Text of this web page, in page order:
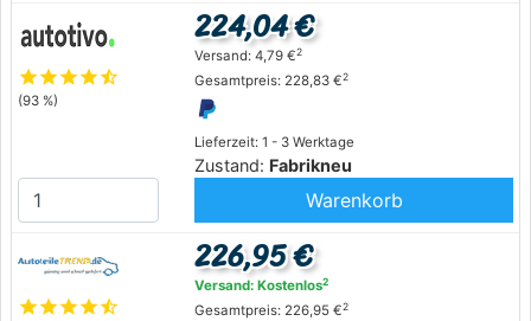
starstarstarstarstar_half
(93 %)
Lieferzeit: 1 - 3 Werktage
Zustand: Fabrikneu
224,04 €
Versand: 4,79 €2
Gesamtpreis: 228,83 €2
Warenkorb
starstarstarstarstar_half
226,95 €
Versand: Kostenlos2
Gesamtpreis: 226,95 €2